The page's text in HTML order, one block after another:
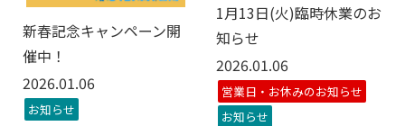
新春記念キャンペーン開
催中！
2026.01.06
お知らせ
1月13日(火)臨時休業のお
知らせ
2026.01.06
営業日・お休みのお知らせ
お知らせ